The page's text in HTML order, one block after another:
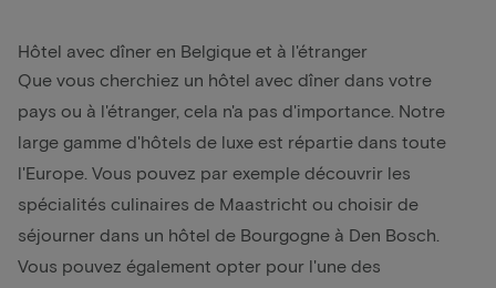
Hôtel avec dîner en Belgique et à l'étranger
Que vous cherchiez un hôtel avec dîner dans votre
pays ou à l'étranger, cela n'a pas d'importance. Notre
large gamme d'hôtels de luxe est répartie dans toute
l'Europe. Vous pouvez par exemple découvrir les
spécialités culinaires de Maastricht ou choisir de
séjourner dans un hôtel de Bourgogne à Den Bosch.
Vous pouvez également opter pour l'une des